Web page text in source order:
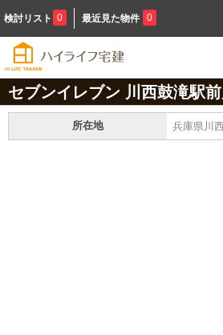
検討リスト 0 最近見た物件 0
セブンイレブン 川西鼓滝駅
所在地 兵庫県川